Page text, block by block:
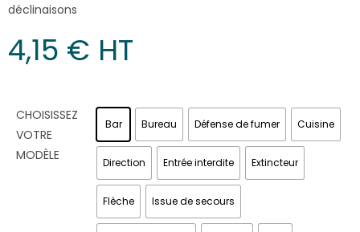
déclinaisons
4,15 € HT
CHOISISSEZ
VOTRE
MODÈLE
Bar Bureau Défense de fumer Cuisine
Direction Entrée interdite Extincteur
Flèche Issue de secours